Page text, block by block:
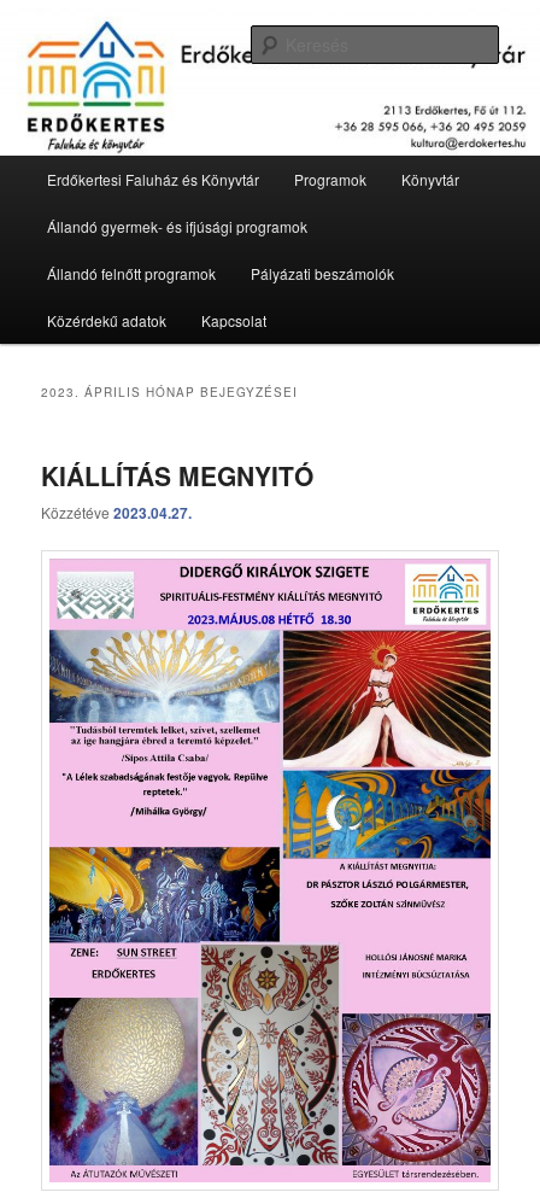
elsődleges
tartalomra
másodlagos
tartalomraErdőkertesi Faluház és Könyvtár
Erdőkertesi Faluház és Könyvtár Programok Könyvtár
Állandó gyermek- és ifjúsági programok
Állandó felnőtt programok Pályázati beszámolók
Közérdekű adatok Kapcsolat
2023. ÁPRILIS HÓNAP BEJEGYZÉSEI
KIÁLLÍTÁS MEGNYITÓ
Közzétéve2023.04.27.